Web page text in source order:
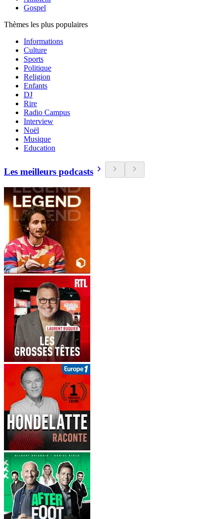
Gospel
Thèmes les plus populaires
Informations
Culture
Sports
Politique
Religion
Enfants
DJ
Rire
Radio Campus
Interview
Noël
Musique
Education
Les meilleurs podcasts